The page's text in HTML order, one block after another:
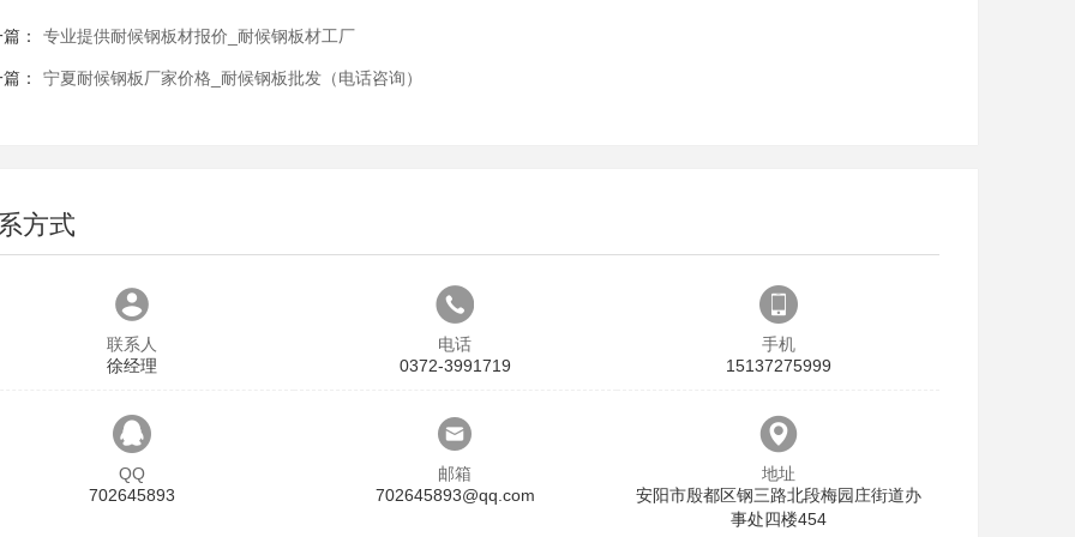
篇： 专业提供耐候钢板材报价_耐候钢板材工厂
： 宁夏耐候钢板厂家价格_耐候钢板批发（电话咨询）
方式
联系人
徐经理
电话
0372-3991719
手机
15137275999
QQ
702645893
邮箱
702645893@qq.com
地址
安阳市殷都区钢三路北段梅园庄街道办
事处四楼454